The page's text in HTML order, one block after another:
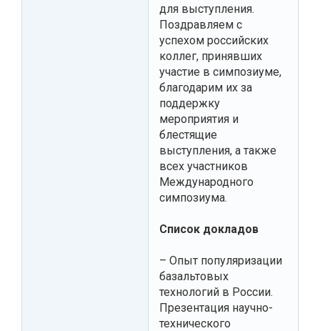
для выступления.
Поздравляем с
успехом российских
коллег, принявших
участие в симпозиуме,
благодарим их за
поддержку
мероприятия и
блестящие
выступления, а также
всех участников
Международного
симпозиума.
Список докладов
– Опыт популяризации
базальтовых
технологий в России.
Презентация научно-
технического